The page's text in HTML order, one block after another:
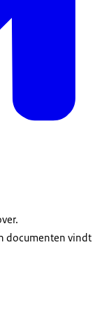
documenten vindt